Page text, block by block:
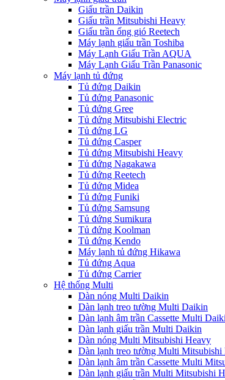
Giấu trần Daikin
Giấu trần Mitsubishi Heavy
Giấu trần ống gió Reetech
Máy lạnh giấu trần Toshiba
Máy Lạnh Giấu Trần AQUA
Máy Lạnh Giấu Trần Panasonic
Máy lạnh tủ đứng
Tủ đứng Daikin
Tủ đứng Panasonic
Tủ đứng Gree
Tủ đứng Mitsubishi Electric
Tủ đứng LG
Tủ đứng Casper
Tủ đứng Mitsubishi Heavy
Tủ đứng Nagakawa
Tủ đứng Reetech
Tủ đứng Midea
Tủ đứng Funiki
Tủ đứng Samsung
Tủ đứng Sumikura
Tủ đứng Koolman
Tủ đứng Kendo
Máy lạnh tủ đứng Hikawa
Tủ đứng Aqua
Tủ đứng Carrier
Hệ thống Multi
Dàn nóng Multi Daikin
Dàn lạnh treo tường Multi Daikin
Dàn lạnh âm trần Cassette Multi
Dàn lạnh giấu trần Multi Daikin
Dàn nóng Multi Mitsubishi Heavy
Dàn lạnh treo tường Multi Mitsubishi
Dàn lạnh âm trần Cassette Multi
Dàn lạnh giấu trần Multi Mitsubishi